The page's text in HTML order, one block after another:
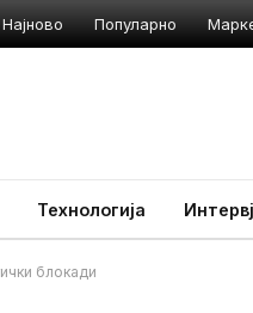
Најново Популарно
Технологија
блокади